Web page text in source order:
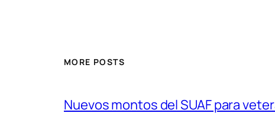
MORE POSTS
Nuevos montos del SUAF para